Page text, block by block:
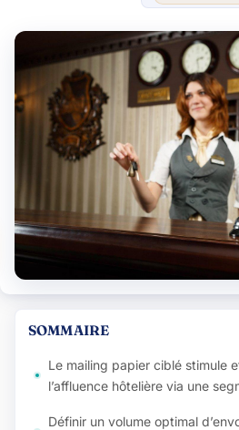
SOMMAIRE
Le mailing papier ciblé stimule
l’affluence hôtelière via une
Définir un volume optimal